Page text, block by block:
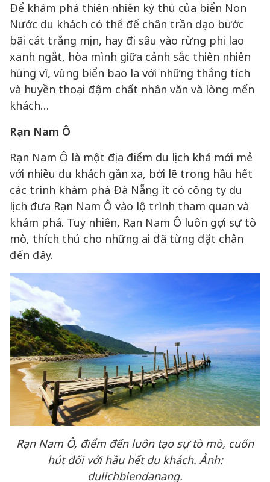
Để khám phá thiên nhiên kỳ thú của biển Non
Nước du khách có thể để chân trần dạo bước
bãi cát trắng mịn, hay đi sâu vào rừng phi lao
xanh ngắt, hòa mình giữa cảnh sắc thiên nhiên
hùng vĩ, vùng biển bao la với những thắng tích
và huyền thoại đậm chất nhân văn và lòng mến
khách…
Rạn Nam Ô
Rạn Nam Ô là một địa điểm du lịch khá mới mẻ
với nhiều du khách gần xa, bởi lẽ trong hầu hết
các trình khám phá Đà Nẵng ít có công ty du
lịch đưa Rạn Nam Ô vào lộ trình tham quan và
khám phá. Tuy nhiên, Rạn Nam Ô luôn gợi sự tò
mò, thích thú cho những ai đã từng đặt chân
đến đây.
Rạn Nam Ô, điểm đến luôn tạo sự tò mò, cuốn
hút đối với hầu hết du khách. Ảnh:
dulichbiendanang.